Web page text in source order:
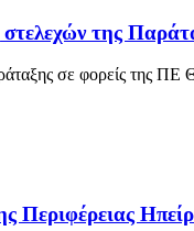
της
σε φορείς της